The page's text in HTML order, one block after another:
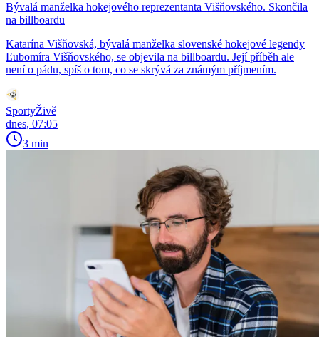
Bývalá manželka hokejového reprezentanta Višňovského. Skončila
na billboardu
Katarína Višňovská, bývalá manželka slovenské hokejové legendy
Ľubomíra Višňovského, se objevila na billboardu. Její příběh ale
není o pádu, spíš o tom, co se skrývá za známým příjmením.
SportyŽivě
dnes, 07:05
3 min